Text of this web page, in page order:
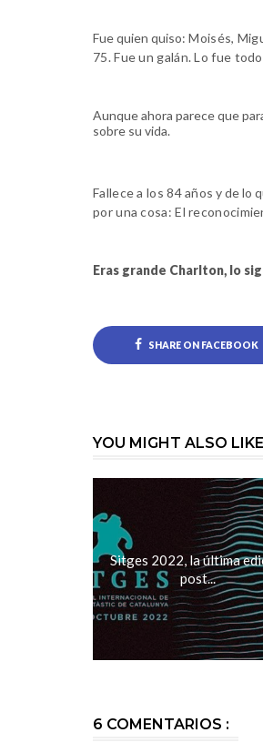
Fue quien quiso: Moisés,
75. Fue un galán. Lo fue
Aunque ahora parece que
sobre su vida.
Fallece a los 84 años y de lo
por una cosa: El
Eras grande Charlton, lo
SHARE ON FACEBOOK
YOU MIGHT ALSO LIKE
Sitges 2022, la última
post...
6 COMENTARIOS :